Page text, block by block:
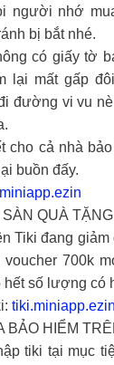
người nhớ
bị bắt nhé.
có giấy tờ
lại mất gấp
đường vi vu
cho cả nhà
buồn đấy.
QUÀ
Tiki đang
voucher 700k
hết số lượng có
tiki.miniapp.ezin
HIỂM
tiki tại mục